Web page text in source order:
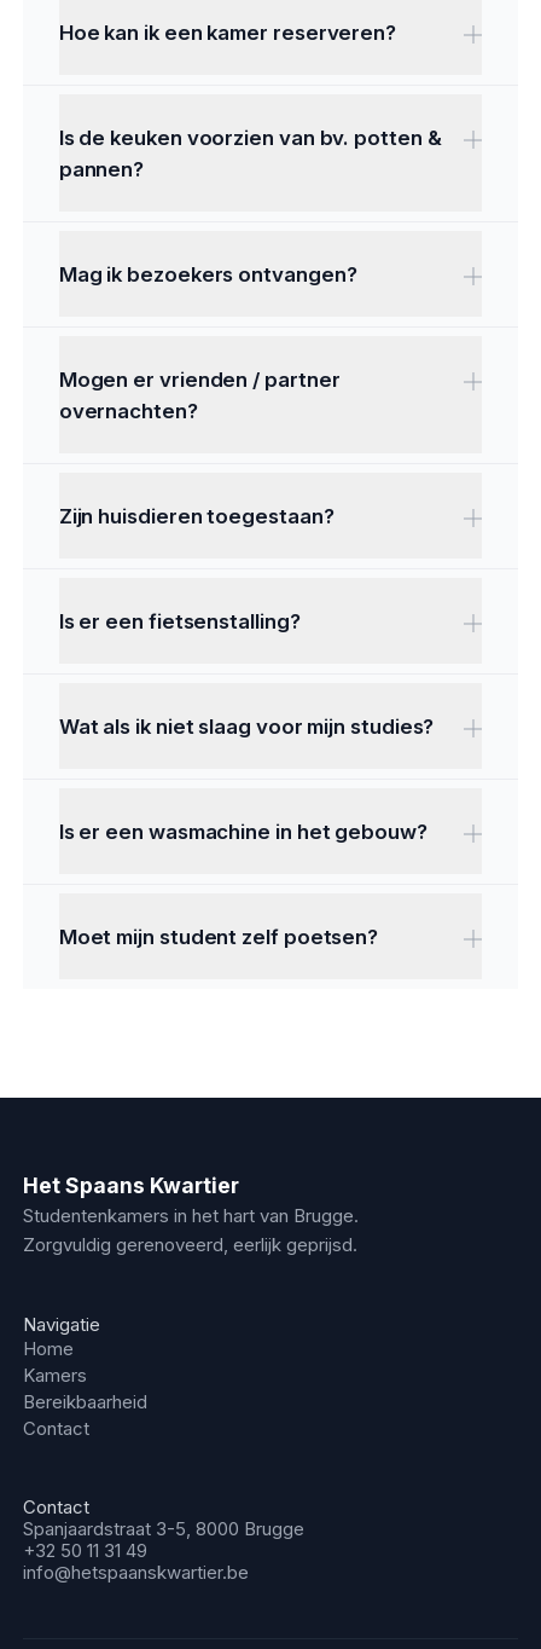
Hoe kan ik een kamer reserveren?
Is de keuken voorzien van bv. potten &
pannen?
Mag ik bezoekers ontvangen?
Mogen er vrienden / partner
overnachten?
Zijn huisdieren toegestaan?
Is er een fietsenstalling?
Wat als ik niet slaag voor mijn studies?
Is er een wasmachine in het gebouw?
Moet mijn student zelf poetsen?
Het Spaans Kwartier
Studentenkamers in het hart van Brugge.
Zorgvuldig gerenoveerd, eerlijk geprijsd.
Navigatie
Home
Kamers
Bereikbaarheid
Contact
Contact
Spanjaardstraat 3-5, 8000 Brugge
+32 50 11 31 49
info@hetspaanskwartier.be